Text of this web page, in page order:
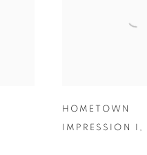
HOMETOWN
IMPRESSION I ,